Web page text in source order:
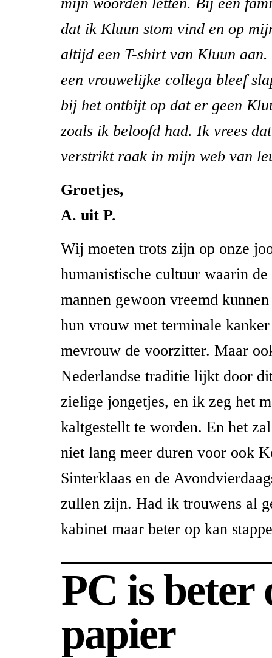
dat ik Kluun stom vind en op
altijd een T-shirt van Kluun aan.
een vrouwelijke collega bleef
bij het ontbijt op dat er geen
zoals ik beloofd had. Ik vrees
verstrikt raak in mijn web van
Groetjes,
A. uit P.
Wij moeten trots zijn op onze
humanistische cultuur waarin
mannen gewoon vreemd
hun vrouw met terminale
mevrouw de voorzitter. Maar
Nederlandse traditie lijkt door
zielige jongetjes, en ik zeg het
kaltgestellt te worden. En het
niet lang meer duren voor ook
Sinterklaas en de
zullen zijn. Had ik trouwens al
kabinet maar beter op kan
PC is beter
papier